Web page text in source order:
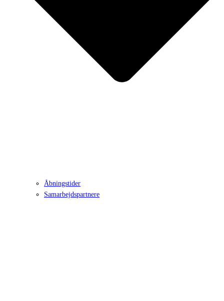
Åbningstider
Samarbejdspartnere